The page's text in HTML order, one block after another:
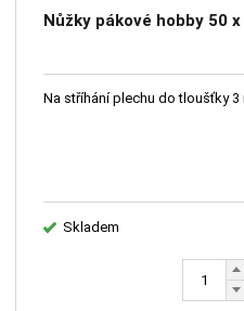
Nůžky pákové hobby 50
Na stříhání plechu do tloušťky
Skladem